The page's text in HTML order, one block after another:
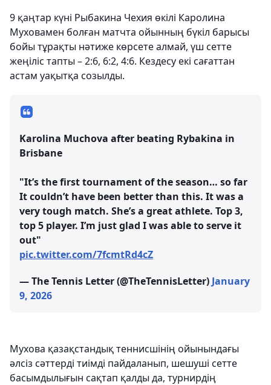
9 қаңтар күні Рыбакина Чехия өкілі Каролина
Муховамен болған матчта ойынның бүкіл барысы
бойы тұрақты нәтиже көрсете алмай, үш сетте
жеңіліс тапты – 2:6, 6:2, 4:6. Кездесу екі сағаттан
астам уақытқа созылды.
Karolina Muchova after beating Rybakina in
Brisbane
"It’s the first tournament of the season… so far
It couldn’t have been better than this. It was a
very tough match. She’s a great athlete. Top 3,
top 5 player. I’m just glad I was able to serve it
out"
pic.twitter.com/7fcmtRd4cZ
— The Tennis Letter (@TheTennisLetter) January
9, 2026
Мухова қазақстандық теннисшінің ойынындағы
әлсіз сәттерді тиімді пайдаланып, шешуші сетте
басымдылығын сақтап қалды да, турнирдің